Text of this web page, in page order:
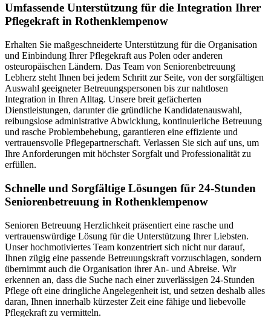
Umfassende Unterstützung für die Integration Ihrer
Pflegekraft in Rothenklempenow
Erhalten Sie maßgeschneiderte Unterstützung für die Organisation
und Einbindung Ihrer Pflegekraft aus Polen oder anderen
osteuropäischen Ländern. Das Team von Seniorenbetreuung
Lebherz steht Ihnen bei jedem Schritt zur Seite, von der sorgfältigen
Auswahl geeigneter Betreuungspersonen bis zur nahtlosen
Integration in Ihren Alltag. Unsere breit gefächerten
Dienstleistungen, darunter die gründliche Kandidatenauswahl,
reibungslose administrative Abwicklung, kontinuierliche Betreuung
und rasche Problembehebung, garantieren eine effiziente und
vertrauensvolle Pflegepartnerschaft. Verlassen Sie sich auf uns, um
Ihre Anforderungen mit höchster Sorgfalt und Professionalität zu
erfüllen.
Schnelle und Sorgfältige Lösungen für 24-Stunden
Seniorenbetreuung in Rothenklempenow
Senioren Betreuung Herzlichkeit präsentiert eine rasche und
vertrauenswürdige Lösung für die Unterstützung Ihrer Liebsten.
Unser hochmotiviertes Team konzentriert sich nicht nur darauf,
Ihnen zügig eine passende Betreuungskraft vorzuschlagen, sondern
übernimmt auch die Organisation ihrer An- und Abreise. Wir
erkennen an, dass die Suche nach einer zuverlässigen 24-Stunden
Pflege oft eine dringliche Angelegenheit ist, und setzen deshalb alles
daran, Ihnen innerhalb kürzester Zeit eine fähige und liebevolle
Pflegekraft zu vermitteln.